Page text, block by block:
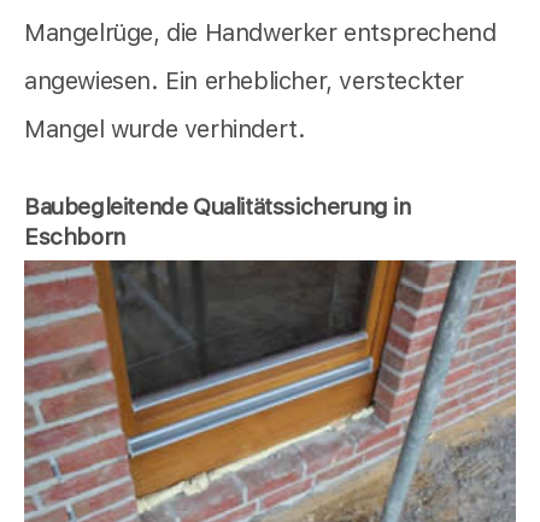
Mangelrüge, die Handwerker entsprechend
angewiesen. Ein erheblicher, versteckter
Mangel wurde verhindert.
Baubegleitende Qualitätssicherung in
Eschborn